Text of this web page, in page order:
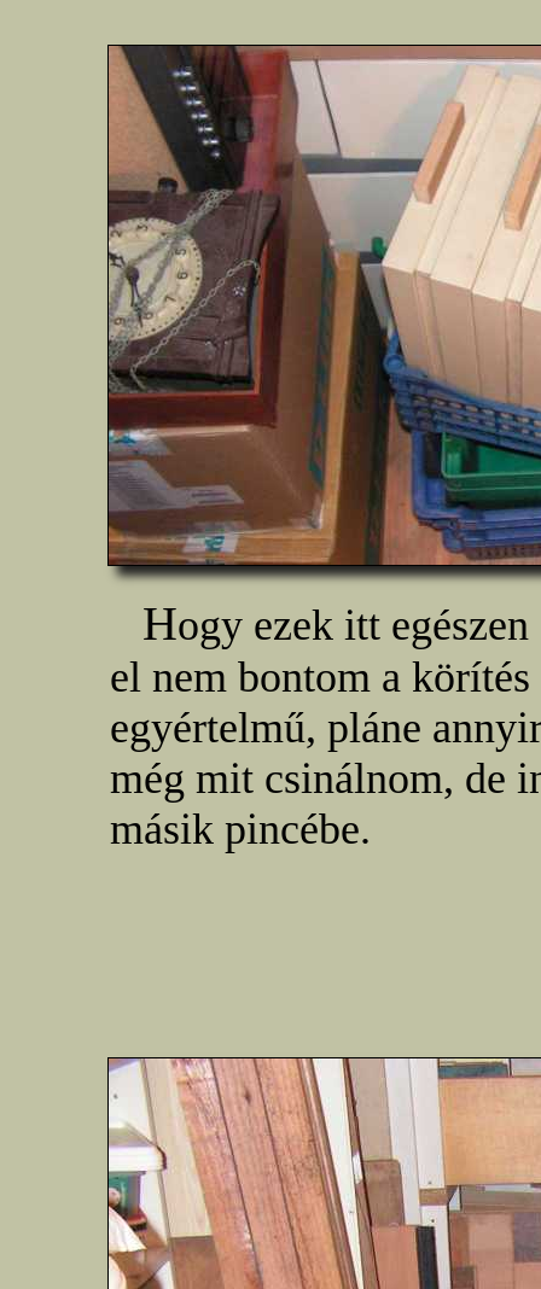
Hogy ezek itt
el nem bontom a
egyértelmű, pláne
még mit csinálnom, de
másik pincébe.